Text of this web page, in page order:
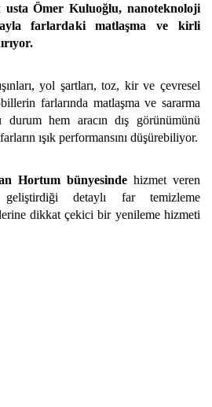
Ömer Kuluoğlu, nanoteknoloji
farlardaki matlaşma ve kirli
yol şartları, toz, kir ve çevresel
farlarında matlaşma ve sararma
hem aracın dış görünümünü
ışık performansını düşürebiliyor.
Hortum bünyesinde hizmet veren
detaylı far temizleme
dikkat çekici bir yenileme hizmeti